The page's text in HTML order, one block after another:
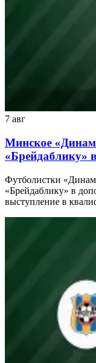
7 авг
Минское
«Брейдаблику»
Футболистки
«Брейдаблику» в
выступление в